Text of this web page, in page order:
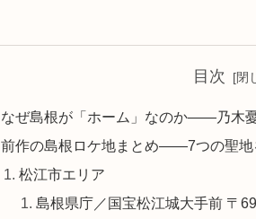
目次
なぜ島根が「ホーム」なのか――乃木
前作の島根ロケ地まとめ――7つの聖地
松江市エリア
島根県庁／国宝松江城大手前 〒